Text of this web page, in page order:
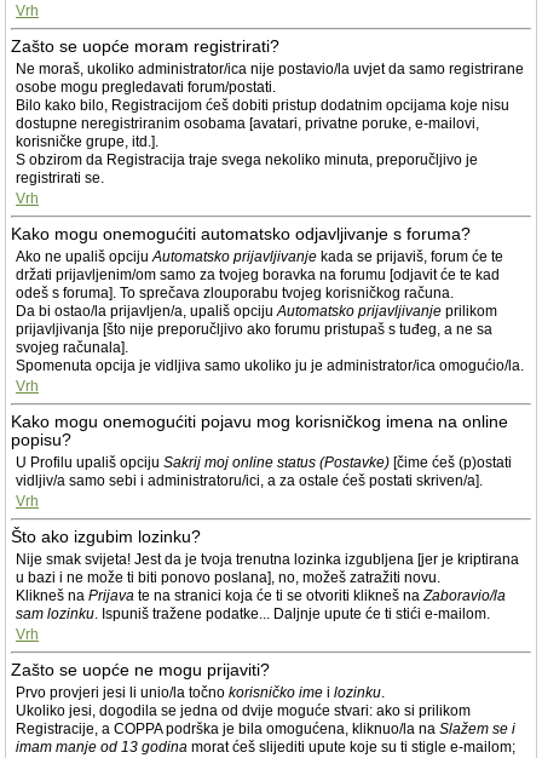
Vrh
Zašto se uopće moram registrirati?
Ne moraš, ukoliko administrator/ica nije postavio/la uvjet da samo registrirane
osobe mogu pregledavati forum/postati.
Bilo kako bilo, Registracijom ćeš dobiti pristup dodatnim opcijama koje nisu
dostupne neregistriranim osobama [avatari, privatne poruke, e-mailovi,
korisničke grupe, itd.].
S obzirom da Registracija traje svega nekoliko minuta, preporučljivo je
registrirati se.
Vrh
Kako mogu onemogućiti automatsko odjavljivanje s foruma?
Ako ne upališ opcijuAutomatsko prijavljivanje kada se prijaviš, forum će te
držati prijavljenim/om samo za tvojeg boravka na forumu [odjavit će te kad
odeš s foruma]. To sprečava zlouporabu tvojeg korisničkog računa.
Da bi ostao/la prijavljen/a, upališ opcijuAutomatsko prijavljivanje prilikom
prijavljivanja [što nije preporučljivo ako forumu pristupaš s tuđeg, a ne sa
svojeg računala].
Spomenuta opcija je vidljiva samo ukoliko ju je administrator/ica omogućio/la.
Vrh
Kako mogu onemogućiti pojavu mog korisničkog imena na online
popisu?
U Profilu upališ opciju Sakrij moj online status (Postavke) [čime ćeš (p)ostati
vidljiv/a samo sebi i administratoru/ici, a za ostale ćeš postati skriven/a].
Vrh
Što ako izgubim lozinku?
Nije smak svijeta! Jest da je tvoja trenutna lozinka izgubljena [jer je kriptirana
u bazi i ne može ti biti ponovo poslana], no, možeš zatražiti novu.
Klikneš na Prijava te na stranici koja će ti se otvoriti klikneš naZaboravio/la
sam lozinku. Ispuniš tražene podatke... Daljnje upute će ti stići e-mailom.
Vrh
Zašto se uopće ne mogu prijaviti?
Prvo provjeri jesi li unio/la točno korisničko ime i lozinku.
Ukoliko jesi, dogodila se jedna od dvije moguće stvari: ako si prilikom
Registracije, a COPPA podrška je bila omogućena, kliknuo/la na Slažem se i
imam manje od 13 godina morat ćeš slijediti upute koje su ti stigle e-mailom;